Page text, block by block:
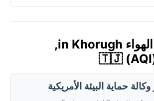
مؤشر جودة الهواء in Khorugh,
حماية البيئة الأمريكية